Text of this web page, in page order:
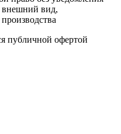
внешний вид,
публичной офертой